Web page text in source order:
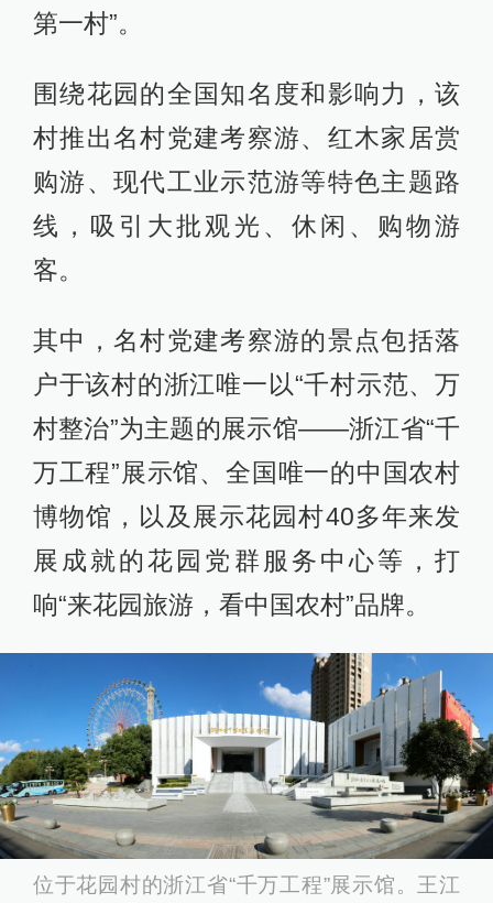
第一村”。
围绕花园的全国知名度和影响力，该
村推出名村党建考察游、红木家居赏
购游、现代工业示范游等特色主题路
线，吸引大批观光、休闲、购物游
客。
其中，名村党建考察游的景点包括落
户于该村的浙江唯一以“千村示范、万
村整治”为主题的展示馆——浙江省“千
万工程”展示馆、全国唯一的中国农村
博物馆，以及展示花园村40多年来发
展成就的花园党群服务中心等，打
响“来花园旅游，看中国农村”品牌。
位于花园村的浙江省“千万工程”展示馆。王江